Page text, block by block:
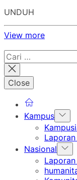
UNDUH
View more
Cari
untuk:
Close
Kampus Show
sub
menu
Nasional Show
sub